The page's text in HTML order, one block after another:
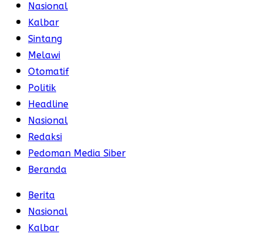
Nasional
Kalbar
Sintang
Melawi
Otomatif
Politik
Headline
Nasional
Redaksi
Pedoman Media Siber
Beranda
Berita
Nasional
Kalbar